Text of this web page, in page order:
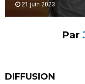
21 juin 2023
Par
DIFFUSION